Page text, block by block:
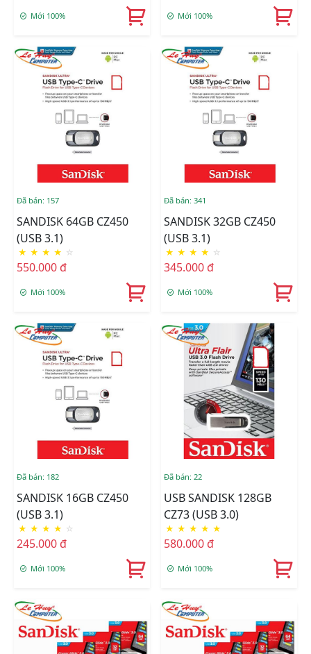
Mới 100% Mới 100%
Đã bán: 157
SANDISK 64GB CZ450
(USB 3.1)
★ ★ ★ ★ ☆
550.000 đ
Mới 100%
Đã bán: 341
SANDISK 32GB CZ450
(USB 3.1)
★ ★ ★ ★ ☆
345.000 đ
Mới 100%
Đã bán: 182
SANDISK 16GB CZ450
(USB 3.1)
★ ★ ★ ★ ☆
245.000 đ
Mới 100%
Đã bán: 22
USB SANDISK 128GB
CZ73 (USB 3.0)
★ ★ ★ ★ ★
580.000 đ
Mới 100%